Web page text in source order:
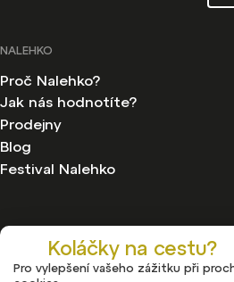
Koláčky na cestu?
Pro vylepšení vašeho zážitku při
NALEHKO
Proč Nalehko?
Jak nás hodnotíte?
Prodejny
Blog
Festival Nalehko
Copyright 2026 . Všechna